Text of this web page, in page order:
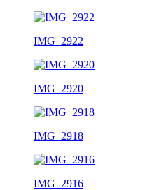
IMG_2922
IMG_2920
IMG_2918
IMG_2916